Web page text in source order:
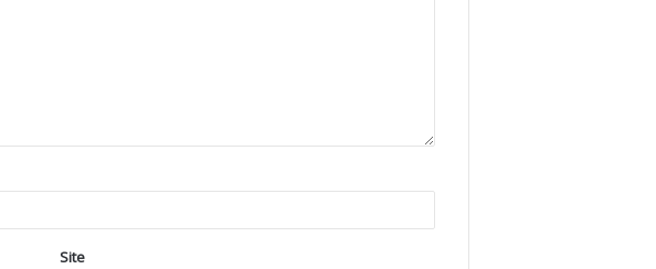
Site